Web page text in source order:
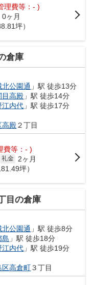
理費等：- )
0ヶ月
坪）
倉庫
北公園通 」駅 徒歩13分
目高殿 」駅 徒歩14分
江内代 」駅 徒歩17分
高殿２丁目
費等：- )
礼金
2ヶ月
坪）
目の倉庫
北公園通 」駅 徒歩8分
島 」駅 徒歩18分
江内代 」駅 徒歩19分
区高倉町３丁目